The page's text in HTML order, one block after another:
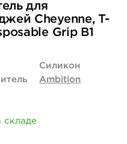
купить
для
Cheyenne, T-
Grip B1
Силикон
Ambition
складе